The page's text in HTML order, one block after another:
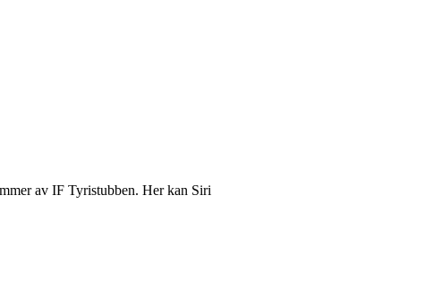
av IF Tyristubben. Her kan Siri